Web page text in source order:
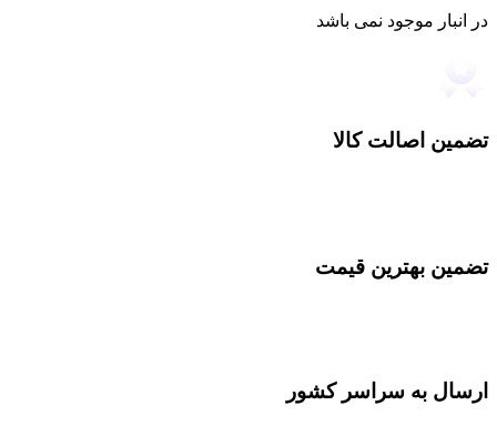
در انبار موجود نمی باشد
تضمین اصالت کالا
تضمین بهترین قیمت
ارسال به سراسر کشور